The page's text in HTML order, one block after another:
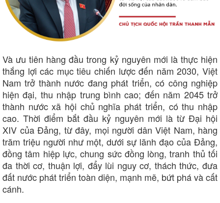
Kinh tế
Bất động sản
Khởi nghiệp
Thị trường
Giá vàng
Tiêu dùng
Tỷ giá
Chứng khoán
Giá cà phê
Và ưu tiên hàng đầu trong kỷ nguyên mới là thực hiện
thắng lợi các mục tiêu chiến lược đến năm 2030, Việt
Nam trở thành nước đang phát triển, có công nghiệp
hiện đại, thu nhập trung bình cao; đến năm 2045 trở
thành nước xã hội chủ nghĩa phát triển, có thu nhập
cao. Thời điểm bắt đầu kỷ nguyên mới là từ Đại hội
XIV của Đảng, từ đây, mọi người dân Việt Nam, hàng
trăm triệu người như một, dưới sự lãnh đạo của Đảng,
đồng tâm hiệp lực, chung sức đồng lòng, tranh thủ tối
đa thời cơ, thuận lợi, đẩy lùi nguy cơ, thách thức, đưa
đất nước phát triển toàn diện, mạnh mẽ, bứt phá và cất
cánh.